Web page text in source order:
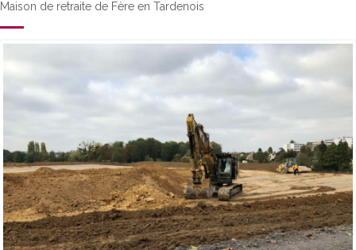
Maison de retraite de Fère en Tardenois